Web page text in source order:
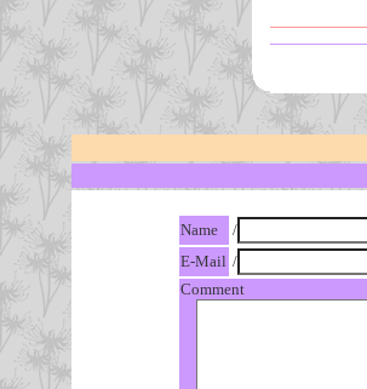
Name
/
E-Mail /
Comment